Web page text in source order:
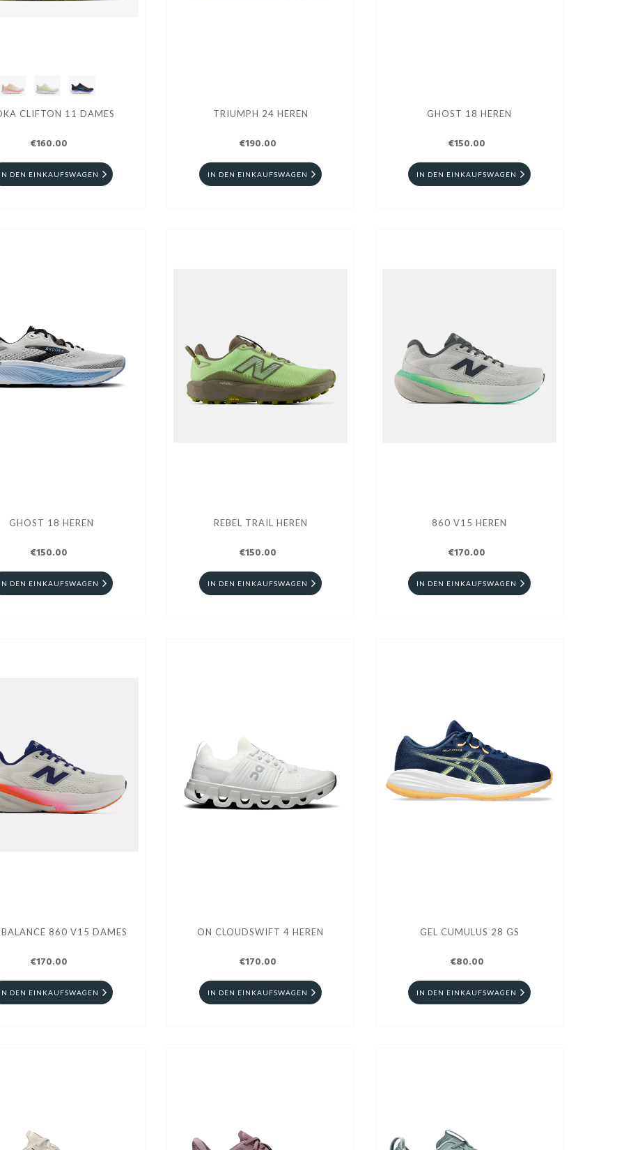
CLIFTON 11 DAMES
€160.00
DEN EINKAUFSWAGEN
TRIUMPH 24 HEREN
€190.00
IN DEN EINKAUFSWAGEN
GHOST 18 HEREN
€150.00
IN DEN EINKAUFSWAGEN
GHOST 18 HEREN
€150.00
DEN EINKAUFSWAGEN
REBEL TRAIL HEREN
€150.00
IN DEN EINKAUFSWAGEN
860 V15 HEREN
€170.00
IN DEN EINKAUFSWAGEN
860 V15 DAMES
€170.00
DEN EINKAUFSWAGEN
ON CLOUDSWIFT 4 HEREN
€170.00
IN DEN EINKAUFSWAGEN
GEL CUMULUS 28 GS
€80.00
IN DEN EINKAUFSWAGEN